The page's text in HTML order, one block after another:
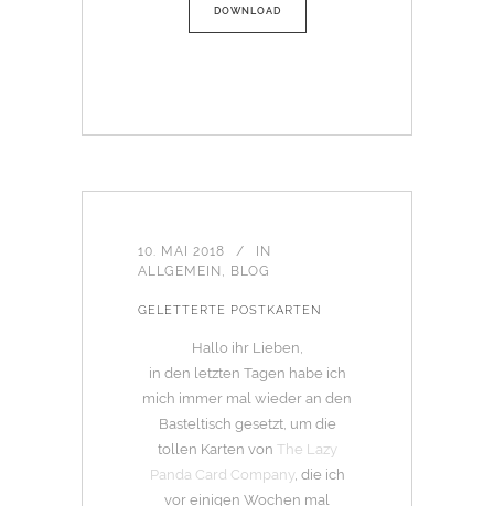
DOWNLOAD
10. MAI 2018
IN
ALLGEMEIN
BLOG
GELETTERTE POSTKARTEN
Hallo ihr Lieben,
in den letzten Tagen habe ich
mich immer mal wieder an den
Basteltisch gesetzt, um die
tollen Karten von The Lazy
Panda Card Company, die ich
vor einigen Wochen mal